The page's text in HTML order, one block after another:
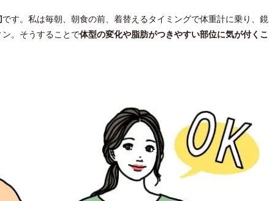
です。私は毎朝、朝食の前、着替えるタイミングで体重計に乗り、鏡
。そうすることで体型の変化や脂肪がつきやすい部位に気が付くこ